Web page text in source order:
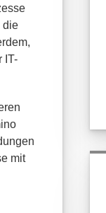
die
IT-
mit